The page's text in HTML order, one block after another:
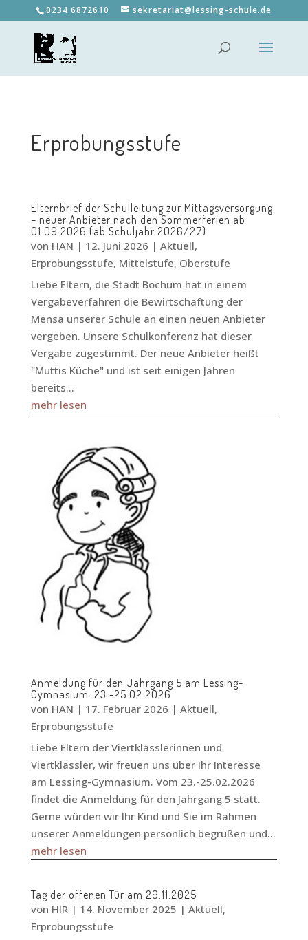
0234 6872610 sekretariat@lessing-schule.de
Erprobungsstufe
Elternbrief der Schulleitung zur Mittagsversorgung
– neuer Anbieter nach den Sommerferien ab
01.09.2026 (ab Schuljahr 2026/27)
von HAN | 12. Juni 2026 | Aktuell,
Erprobungsstufe, Mittelstufe, Oberstufe
Liebe Eltern, die Stadt Bochum hat in einem
Vergabeverfahren die Bewirtschaftung der
Mensa unserer Schule an einen neuen Anbieter
vergeben. Unsere Schulkonferenz hat dieser
Vergabe zugestimmt. Der neue Anbieter heißt
"Muttis Küche" und ist seit einigen Jahren
bereits...
mehr lesen
Anmeldung für den Jahrgang 5 am Lessing-
Gymnasium: 23.-25.02.2026
von HAN | 17. Februar 2026 | Aktuell,
Erprobungsstufe
Liebe Eltern der Viertklässlerinnen und
Viertklässler, wir freuen uns über Ihr Interesse
am Lessing-Gymnasium. Vom 23.-25.02.2026
findet die Anmeldung für den Jahrgang 5 statt.
Gerne würden wir Ihr Kind und Sie im Rahmen
unserer Anmeldungen persönlich begrüßen und...
mehr lesen
Tag der offenen Tür am 29.11.2025
von HIR| 14. November 2025 | Aktuell,
Erprobungsstufe